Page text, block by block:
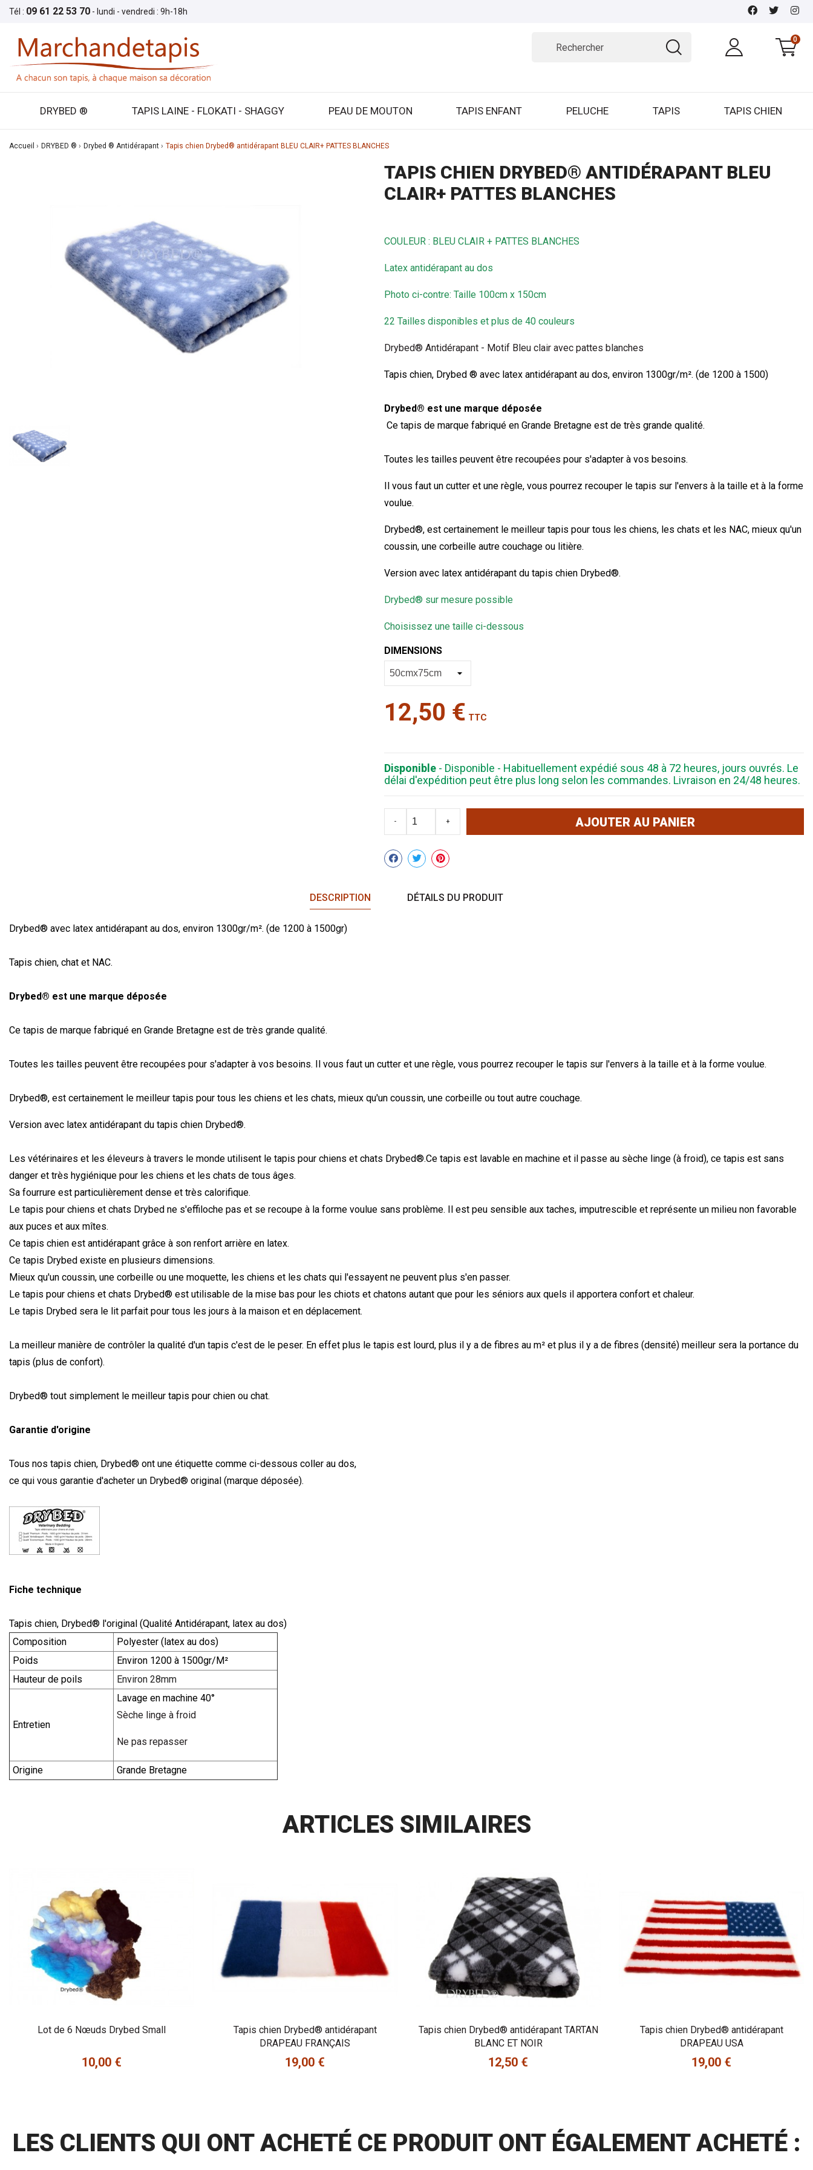
Tél : 09 61 22 53 70 - lundi - vendredi : 9h-18h
0
DRYBED ® TAPIS LAINE - FLOKATI - SHAGGY PEAU DE MOUTON TAPIS ENFANT PELUCHE TAPIS TAPIS CHIEN
Accueil DRYBED ® Drybed ® Antidérapant Tapis chien Drybed® antidérapant BLEU CLAIR+ PATTES BLANCHES
TAPIS CHIEN DRYBED® ANTIDÉRAPANT BLEU
CLAIR+ PATTES BLANCHES
COULEUR : BLEU CLAIR + PATTES BLANCHES
Latex antidérapant au dos
Photo ci-contre: Taille 100cm x 150cm
22 Tailles disponibles et plus de 40 couleurs
Drybed® Antidérapant - Motif Bleu clair avec pattes blanches
Tapis chien, Drybed ® avec latex antidérapant au dos, environ 1300gr/m². (de 1200 à 1500)
Drybed® est une marque déposée
Ce tapis de marque fabriqué en Grande Bretagne est de très grande qualité.
Toutes les tailles peuvent être recoupées pour s'adapter à vos besoins.
Il vous faut un cutter et une règle, vous pourrez recouper le tapis sur l'envers à la taille et à la forme
voulue.
Drybed®, est certainement le meilleur tapis pour tous les chiens, les chats et les NAC, mieux qu'un
coussin, une corbeille autre couchage ou litière.
Version avec latex antidérapant du tapis chien Drybed®.
Drybed® sur mesure possible
Choisissez une taille ci-dessous
DIMENSIONS
12,50 € TTC
Disponible - Disponible - Habituellement expédié sous 48 à 72 heures, jours ouvrés. Le
délai d'expédition peut être plus long selon les commandes. Livraison en 24/48 heures.
- + AJOUTER AU PANIER
Partager
DESCRIPTION DÉTAILS DU PRODUIT
Drybed® avec latex antidérapant au dos, environ 1300gr/m². (de 1200 à 1500gr)
Tapis chien, chat et NAC.
Drybed® est une marque déposée
Ce tapis de marque fabriqué en Grande Bretagne est de très grande qualité.
Toutes les tailles peuvent être recoupées pour s'adapter à vos besoins. Il vous faut un cutter et une règle, vous pourrez recouper le tapis sur l'envers à la taille et à la forme voulue.
Drybed®, est certainement le meilleur tapis pour tous les chiens et les chats, mieux qu'un coussin, une corbeille ou tout autre couchage.
Version avec latex antidérapant du tapis chien Drybed®.
Les vétérinaires et les éleveurs à travers le monde utilisent le tapis pour chiens et chats Drybed®.Ce tapis est lavable en machine et il passe au sèche linge (à froid), ce tapis est sans
danger et très hygiénique pour les chiens et les chats de tous âges.
Sa fourrure est particulièrement dense et très calorifique.
Le tapis pour chiens et chats Drybed ne s'effiloche pas et se recoupe à la forme voulue sans problème. Il est peu sensible aux taches, imputrescible et représente un milieu non favorable
aux puces et aux mîtes.
Ce tapis chien est antidérapant grâce à son renfort arrière en latex.
Ce tapis Drybed existe en plusieurs dimensions.
Mieux qu'un coussin, une corbeille ou une moquette, les chiens et les chats qui l'essayent ne peuvent plus s'en passer.
Le tapis pour chiens et chats Drybed® est utilisable de la mise bas pour les chiots et chatons autant que pour les séniors aux quels il apportera confort et chaleur.
Le tapis Drybed sera le lit parfait pour tous les jours à la maison et en déplacement.
La meilleur manière de contrôler la qualité d'un tapis c'est de le peser. En effet plus le tapis est lourd, plus il y a de fibres au m² et plus il y a de fibres (densité) meilleur sera la portance du
tapis (plus de confort).
Drybed® tout simplement le meilleur tapis pour chien ou chat.
Garantie d'origine
Tous nos tapis chien, Drybed® ont une étiquette comme ci-dessous coller au dos,
ce qui vous garantie d'acheter un Drybed® original (marque déposée).
Fiche technique
Tapis chien, Drybed® l'original (Qualité Antidérapant, latex au dos)
Composition
Polyester (latex au dos)
Poids
Environ 1200 à 1500gr/M²
Hauteur de poils
Environ 28mm
Entretien
Lavage en machine 40°
Sèche linge à froid
Ne pas repasser
Origine Grande Bretagne
ARTICLES SIMILAIRES
Lot de 6 Nœuds Drybed Small
Prix
10,00 €
Tapis chien Drybed® antidérapant
DRAPEAU FRANÇAIS
Prix
19,00 €
Tapis chien Drybed® antidérapant TARTAN
BLANC ET NOIR
Prix
12,50 €
Tapis chien Drybed® antidérapant
DRAPEAU USA
Prix
19,00 €
LES CLIENTS QUI ONT ACHETÉ CE PRODUIT ONT ÉGALEMENT ACHETÉ :